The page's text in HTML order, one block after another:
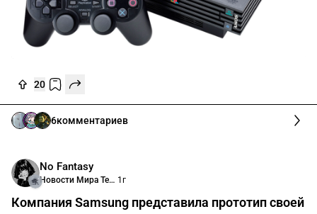
20
6комментариев
No Fantasy
Новости Мира Технологий 1г
Компания Samsung представила прототип своей